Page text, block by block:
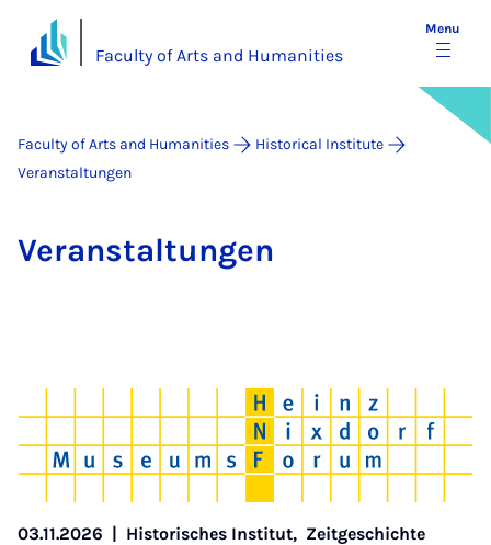
Faculty of Arts and Humanities
Menu
Faculty of Arts and Humanities
Historical Institute
Veranstaltungen
Ver­an­stal­tun­gen
03.11.2026 | Historisches Institut, Zeitgeschichte